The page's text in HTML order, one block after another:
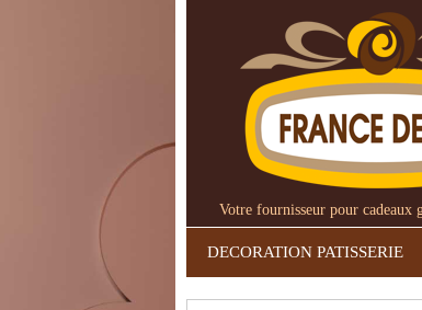
Votre fournisseur pour cadeaux
DECORATION PATISSERIE